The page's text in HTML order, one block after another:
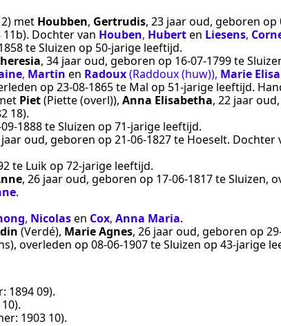
) met Houbben, Gertrudis, 23 jaar oud, geboren op
11b). Dochter van Houben, Huberten Liesens,
teSluizen op 50-jarige leeftijd.
, 34 jaar oud, geboren op 16‑07‑1799te
, Martin en Radoux(Raddoux (huw)), Marie
op 23‑08‑1865te Mal op 51-jarige leeftijd.
Piet(Piette (overl)), Anna Elisabetha, 22 jaar
18).
teSluizen op 71-jarige leeftijd.
jaar oud, geboren op 21‑06‑1827te Hoeselt. Dochter
te Luikop 72-jarige leeftijd.
, 26 jaar oud, geboren op 17‑06‑1817teSluizen,
.
, Nicolasen Cox, Anna Maria.
(Verdé), Marie Agnes, 26 jaar oud, geboren op
, overleden op 08‑06‑1907teSluizen op 43-jarige
1894 09).
).
1903 10).